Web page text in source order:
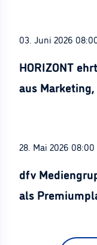
03. Juni 2026
HORIZONT
aus
28. Mai 2026 08:00
dfv
als